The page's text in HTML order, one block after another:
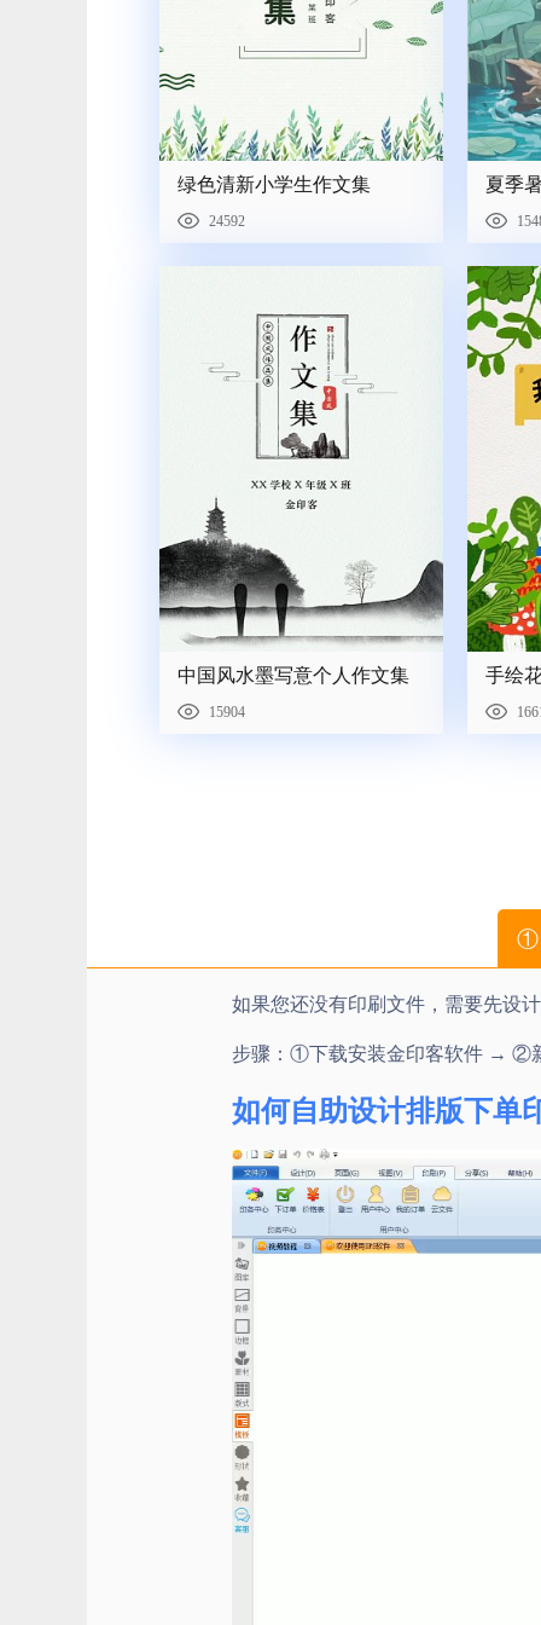
绿色清新小学生作文集
24592
夏季
中国风水墨写意个人作文集
15904
手绘
①
如果您还没有印刷文件，需要先设
步骤：①下载安装金印客软件 → ②
如何自助设计排版下单